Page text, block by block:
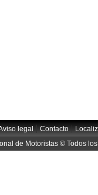
legal|Contacto|
de Motoristas © Todos